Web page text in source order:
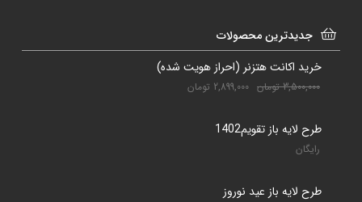
جدیدترین محصولات
خرید اکانت هتزنر (احراز هویت شده)
3,500,000 تومان 2,899,000 تومان
طرح لایه باز تقویم1402
رایگان
طرح لایه باز عید نوروز